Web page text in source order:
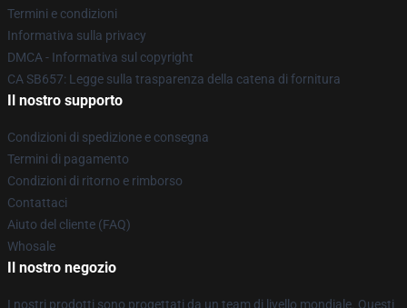
Termini e condizioni
Informativa sulla privacy
DMCA - Informativa sul copyright
CA SB657: Legge sulla trasparenza della catena di fornitura
Il nostro supporto
Condizioni di spedizione e consegna
Termini di pagamento
Condizioni di ritorno e rimborso
Contattaci
Aiuto del cliente (FAQ)
Whosale
Il nostro negozio
I nostri prodotti sono progettati da un team di livello mondiale. Questi